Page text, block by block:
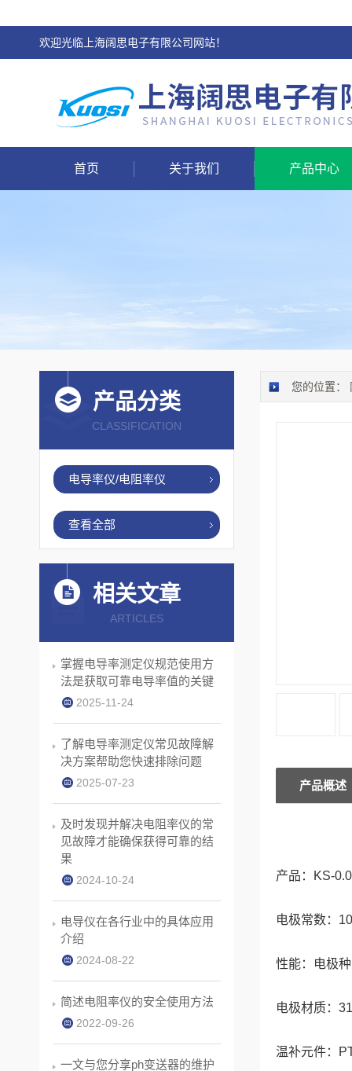
欢迎光临上海阔思电子有限公司网站！
首页 关于我们 产品中心
您的位置：
产品概述
产品：KS-
电极常数：
性能：电极
电极材质：
温补元件：
产品分类
CLASSIFICATION
电导率仪/电阻率仪
查看全部
相关文章
ARTICLES
掌握电导率测定仪规范使用方
法是获取可靠电导率值的关键
2025-11-24
了解电导率测定仪常见故障解
决方案帮助您快速排除问题
2025-07-23
及时发现并解决电阻率仪的常
见故障才能确保获得可靠的结
果
2024-10-24
电导仪在各行业中的具体应用
介绍
2024-08-22
简述电阻率仪的安全使用方法
2022-09-26
一文与您分享ph变送器的维护